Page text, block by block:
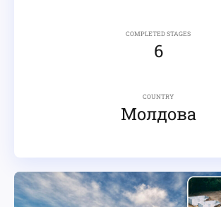
COMPLETED STAGES
6
COUNTRY
Молдова